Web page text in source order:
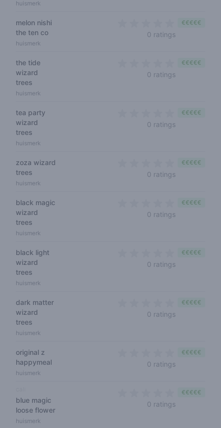
huismerk
melon nishi
the ten co
huismerk
0 ratings
€€€€€
the tide
wizard
trees
huismerk
0 ratings
€€€€€
tea party
wizard
trees
huismerk
0 ratings
€€€€€
zoza wizard
trees
huismerk
0 ratings
€€€€€
black magic
wizard
trees
huismerk
0 ratings
€€€€€
black light
wizard
trees
huismerk
0 ratings
€€€€€
dark matter
wizard
trees
huismerk
0 ratings
€€€€€
original z
happymeal
huismerk
0 ratings
€€€€€
blue magic
loose flower
huismerk
0 ratings
€€€€€